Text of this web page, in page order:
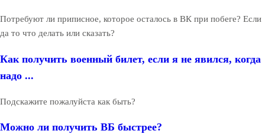
Потребуют ли приписное, которое осталось в ВК при побеге? Если
да то что делать или сказать?
Как получить военный билет, если я не явился, когда
надо ...
Подскажите пожалуйста как быть?
Можно ли получить ВБ быстрее?